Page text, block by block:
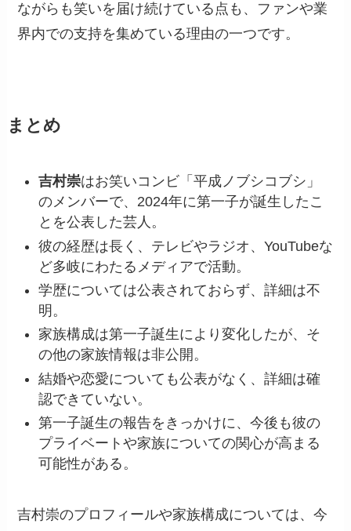
ながらも笑いを届け続けている点も、ファンや業
界内での支持を集めている理由の一つです。
まとめ
吉村崇はお笑いコンビ「平成ノブシコブシ」
のメンバーで、2024年に第一子が誕生したこ
とを公表した芸人。
彼の経歴は長く、テレビやラジオ、YouTubeな
ど多岐にわたるメディアで活動。
学歴については公表されておらず、詳細は不
明。
家族構成は第一子誕生により変化したが、そ
の他の家族情報は非公開。
結婚や恋愛についても公表がなく、詳細は確
認できていない。
第一子誕生の報告をきっかけに、今後も彼の
プライベートや家族についての関心が高まる
可能性がある。
吉村崇のプロフィールや家族構成については、今